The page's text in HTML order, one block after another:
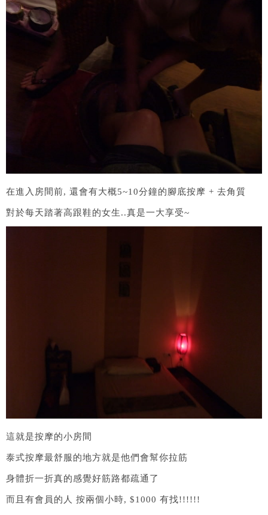
在進入房間前, 還會有大概5~10分鐘的腳底按摩 + 去角質
對於每天踏著高跟鞋的女生..真是一大享受~
這就是按摩的小房間
泰式按摩最舒服的地方就是他們會幫你拉筋
身體折一折真的感覺好筋路都疏通了
而且有會員的人 按兩個小時, $1000 有找!!!!!!